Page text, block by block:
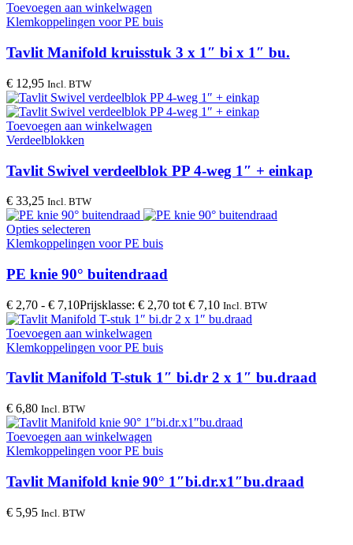
Toevoegen aan winkelwagen
Klemkoppelingen voor PE buis
Tavlit Manifold kruisstuk 3 x 1″ bi x 1″ bu.
€ 12,95 Incl. BTW
Toevoegen aan winkelwagen
Verdeelblokken
Tavlit Swivel verdeelblok PP 4-weg 1″ + einkap
€ 33,25 Incl. BTW
Opties selecteren
Klemkoppelingen voor PE buis
PE knie 90° buitendraad
€ 2,70 - € 7,10Prijsklasse: € 2,70 tot € 7,10 Incl. BTW
Toevoegen aan winkelwagen
Klemkoppelingen voor PE buis
Tavlit Manifold T-stuk 1″ bi.dr 2 x 1″ bu.draad
€ 6,80 Incl. BTW
Toevoegen aan winkelwagen
Klemkoppelingen voor PE buis
Tavlit Manifold knie 90° 1″bi.dr.x1″bu.draad
€ 5,95 Incl. BTW